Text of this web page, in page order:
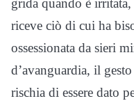
riceve ciò di cui ha
ossessionata da sieri
d’avanguardia, il
rischia di essere dato